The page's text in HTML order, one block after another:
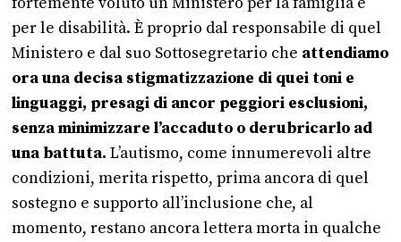
per le disabilità. È proprio dal responsabile di quel
Ministero e dal suo Sottosegretario che attendiamo
ora una decisa stigmatizzazione di quei toni e
linguaggi, presagi di ancor peggiori esclusioni,
senza minimizzare l’accaduto o derubricarlo ad
una battuta. L’autismo, come innumerevoli altre
condizioni, merita rispetto, prima ancora di quel
sostegno e supporto all’inclusione che, al
momento, restano ancora lettera morta in qualche